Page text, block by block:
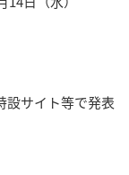
設サイト等で発表